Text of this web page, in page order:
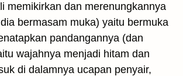
memikirkan dan merenungkannya
bermasam muka) yaitu bermuka
pandangannya (dan
wajahnya menjadi hitam dan
di dalamnya ucapan penyair,